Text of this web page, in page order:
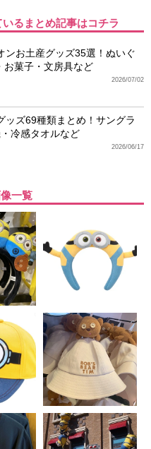
るまとめ記事はコチラ
ンお土産グッズ35選！ぬいぐ
お菓子・文房具など
2026/07/02
ッズ69種類まとめ！サングラ
冷感タオルなど
2026/06/17
一覧